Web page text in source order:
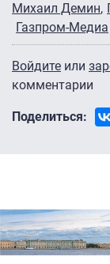
Михаил Демин
Газпром-Медиа
Войдите или
комментарии
Поделиться: